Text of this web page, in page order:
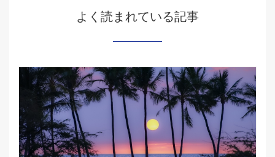
よく読まれている記事